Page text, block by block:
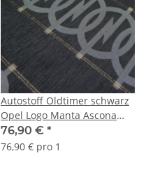
Autostoff Oldtimer schwarz
Opel Logo Manta Ascona
400
76,90 € *
76,90 € pro 1